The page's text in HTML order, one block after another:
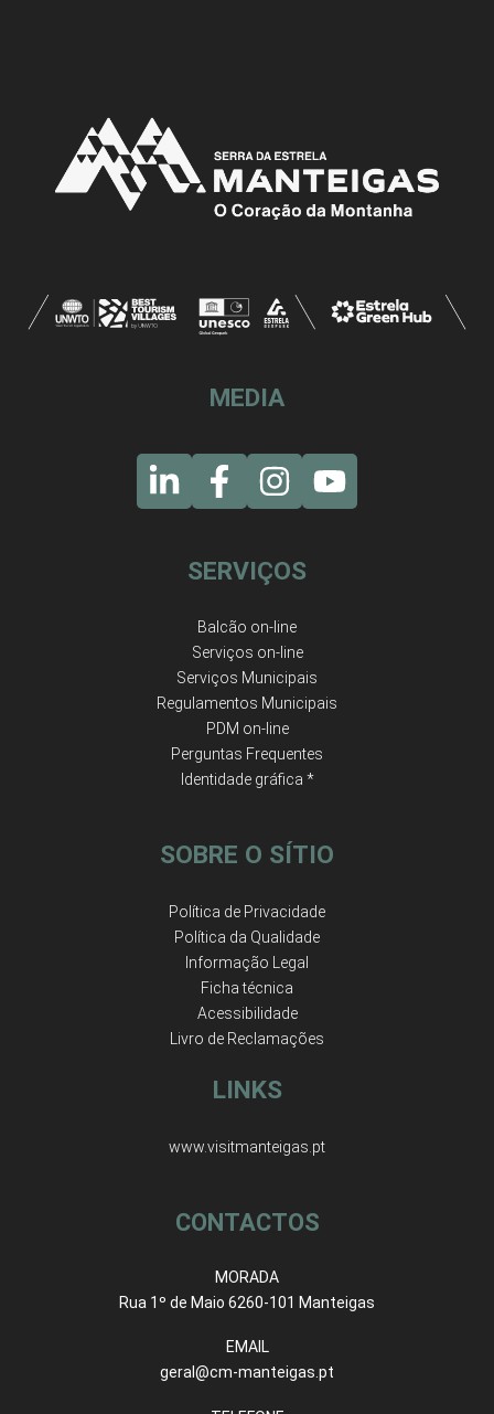
MEDIA
SERVIÇOS
Balcão on-line
Serviços on-line
Serviços Municipais
Regulamentos Municipais
PDM on-line
Perguntas Frequentes
Identidade gráfica *
SOBRE O SÍTIO
Política de Privacidade
Política da Qualidade
Informação Legal
Ficha técnica
Acessibilidade
Livro de Reclamações
LINKS
www.visitmanteigas.pt
CONTACTOS
MORADA
Rua 1º de Maio 6260-101 Manteigas
EMAIL
geral@cm-manteigas.pt